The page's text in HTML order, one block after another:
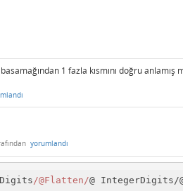
1 fazla kısmını doğru anlamış
yorumlandı
/@Flatten/@ IntegerDigits/